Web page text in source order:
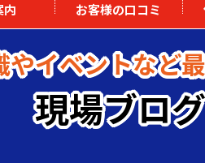
内 お客様の口コミ
イベントなど
現場ブログ